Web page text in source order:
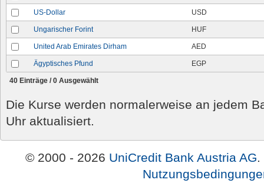
US-Dollar USD
Ungarischer Forint HUF
United Arab Emirates Dirham AED
Ägyptisches Pfund EGP
40 Einträge /0 Ausgewählt
Die Kurse werden normalerweise an jedem
Uhr aktualisiert.
© 2000 - 2026 UniCredit Bank Austria AG.